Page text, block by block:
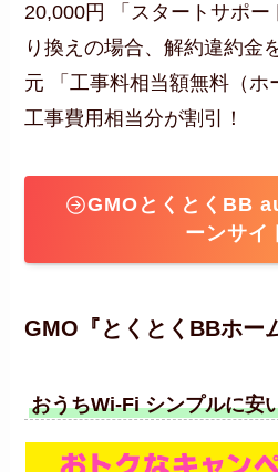
20,000円 「スタートサポ
り換えの場合、解約違約金
元 「工事料相当額無料（ホ
工事費用相当分が割引！
GMOとくとくBB
ーンサイ
GMO『とくとくBBホー
おうちWi-Fi シンプルに安